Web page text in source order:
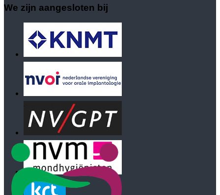
We zijn aangesloten bij